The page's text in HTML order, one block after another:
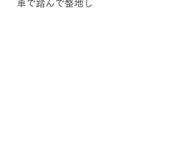
車で踏んで整地し